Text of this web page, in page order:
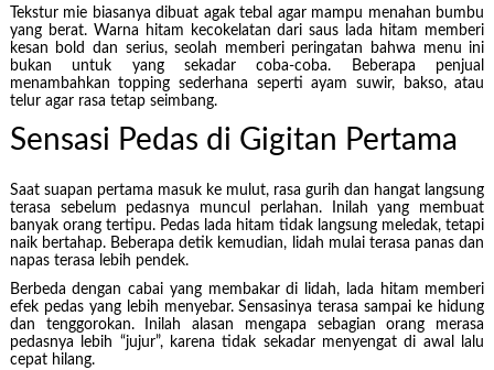
Tekstur mie biasanya dibuat agak tebal agar mampu menahan bumbu
yang berat. Warna hitam kecokelatan dari saus lada hitam memberi
kesan bold dan serius, seolah memberi peringatan bahwa menu ini
bukan untuk yang sekadar coba-coba. Beberapa penjual
menambahkan topping sederhana seperti ayam suwir, bakso, atau
telur agar rasa tetap seimbang.
Sensasi Pedas di Gigitan Pertama
Saat suapan pertama masuk ke mulut, rasa gurih dan hangat langsung
terasa sebelum pedasnya muncul perlahan. Inilah yang membuat
banyak orang tertipu. Pedas lada hitam tidak langsung meledak, tetapi
naik bertahap. Beberapa detik kemudian, lidah mulai terasa panas dan
napas terasa lebih pendek.
Berbeda dengan cabai yang membakar di lidah, lada hitam memberi
efek pedas yang lebih menyebar. Sensasinya terasa sampai ke hidung
dan tenggorokan. Inilah alasan mengapa sebagian orang merasa
pedasnya lebih “jujur”, karena tidak sekadar menyengat di awal lalu
cepat hilang.